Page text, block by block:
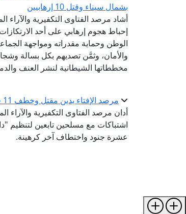
بشمال سيناء وقتل 10 إرهابيين
أشاد مرصد الفتاوى التكفيرية والآراء
الوطن وحماية مقدراته ومواجهة
والأمان، وثمَّن تصديهم بكل بسالة
مخططاتها الشيطانية لنشر العنف
مرصد الإفتاء يدين مقتل وخطف 11 جنديًّا خلال اشتباكات مع مسلحي تنظيم "داعش" شمال شرقي نيجيريا
اشتباكات مع مسلحين تابعين لتنظيم
عشرة جنود واختطاف آخر كرهينة.